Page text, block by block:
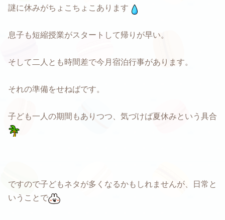
謎に休みがちょこちょこあります
息子も短縮授業がスタートして帰りが早い。
そして二人とも時間差で今月宿泊行事があります。
それの準備をせねばです。
子ども一人の期間もありつつ、気づけば夏休みという具合
ですので子どもネタが多くなるかもしれませんが、日常と
いうことで